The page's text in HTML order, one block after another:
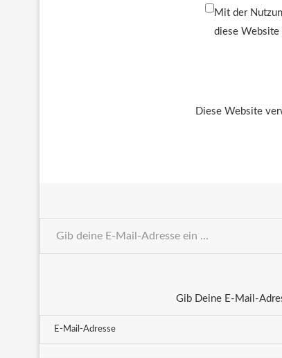
Mit der
diese Website
Diese Website
Gib Deine E-Mail-